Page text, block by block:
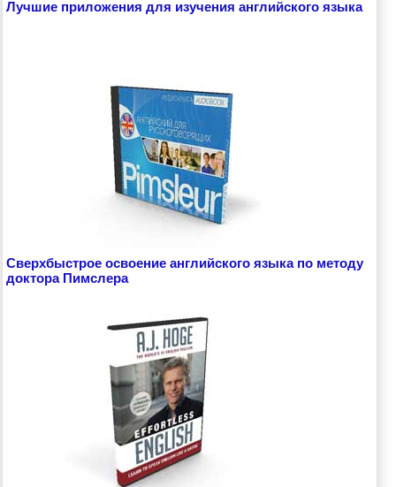
Лучшие приложения для изучения английского языка
Сверхбыстрое освоение английского языка по методу
доктора Пимслера